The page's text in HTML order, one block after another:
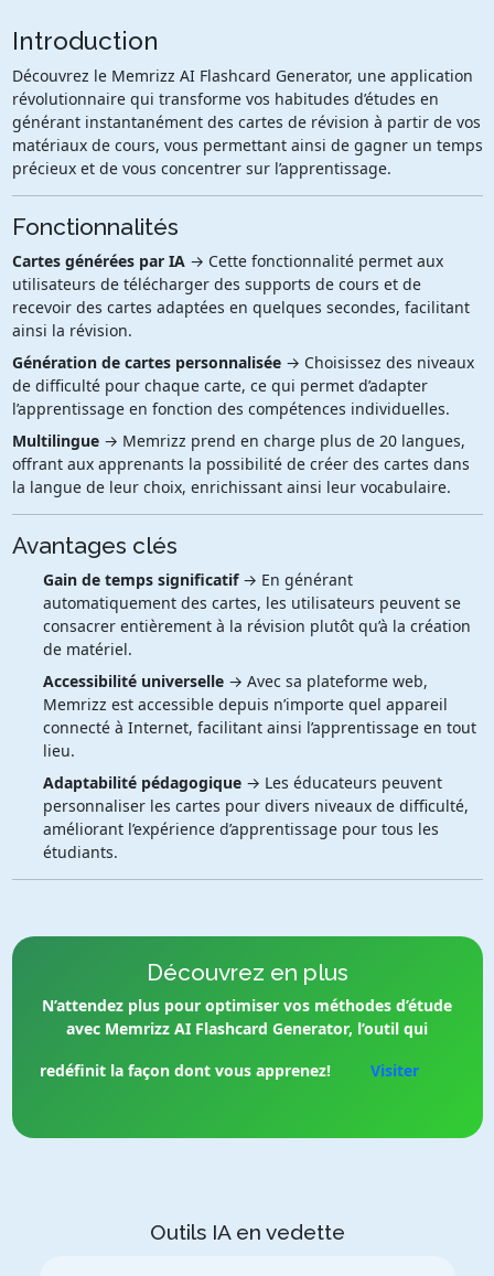
Introduction
Découvrez le Memrizz AI Flashcard Generator, une application
révolutionnaire qui transforme vos habitudes d’études en
générant instantanément des cartes de révision à partir de vos
matériaux de cours, vous permettant ainsi de gagner un temps
précieux et de vous concentrer sur l’apprentissage.
Fonctionnalités
Cartes générées par IA→ Cette fonctionnalité permet aux
utilisateurs de télécharger des supports de cours et de
recevoir des cartes adaptées en quelques secondes, facilitant
ainsi la révision.
Génération de cartes personnalisée→ Choisissez des niveaux
de difficulté pour chaque carte, ce qui permet d’adapter
l’apprentissage en fonction des compétences individuelles.
Multilingue→ Memrizz prend en charge plus de 20 langues,
offrant aux apprenants la possibilité de créer des cartes dans
la langue de leur choix, enrichissant ainsi leur vocabulaire.
Avantages clés
Gain de temps significatif→ En générant
automatiquement des cartes, les utilisateurs peuvent se
consacrer entièrement à la révision plutôt qu’à la création
de matériel.
Accessibilité universelle→ Avec sa plateforme web,
Memrizz est accessible depuis n’importe quel appareil
connecté à Internet, facilitant ainsi l’apprentissage en tout
lieu.
Adaptabilité pédagogique→ Les éducateurs peuvent
personnaliser les cartes pour divers niveaux de difficulté,
améliorant l’expérience d’apprentissage pour tous les
étudiants.
Découvrez en plus
N’attendez plus pour optimiser vos méthodes d’étude
avec Memrizz AI Flashcard Generator, l’outil qui
redéfinit la façon dont vous apprenez!
Visiter
Outils IA en vedette